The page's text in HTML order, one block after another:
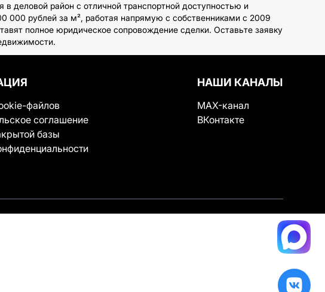
деловой район с отличной транспортной доступностью и
рублей за м², работая напрямую с собственниками с 2009
полное юридическое сопровождение сделки. Оставьте заявку
файлов
соглашение
базы
НАШИ КАНАЛЫ
MAX-канал
ВКонтакте